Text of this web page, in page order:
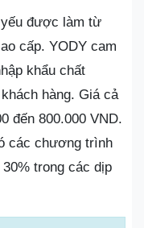
được làm từ
cấp. YODY cam
khẩu chất
hàng. Giá cả
đến 800.000 VND.
các chương trình
trong các dịp